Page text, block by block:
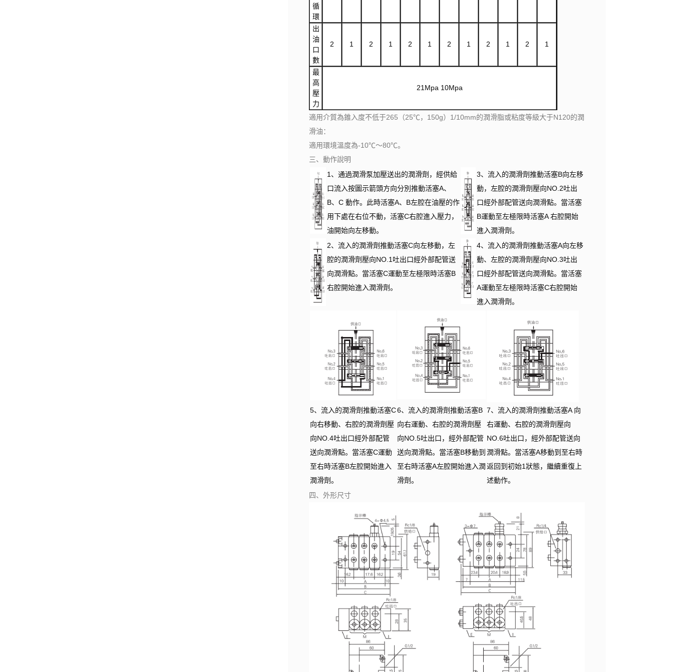
循
環
出
油
口
數
2 1 2 1 2 1 2 1 2 1 2 1
最
高
壓
力
21Mpa 10Mpa
適用介質為錐入度不低于265（25℃，150g）1/10mm的潤滑脂或粘度等級大于N120的潤
滑油：
適用環境溫度為-10℃～80℃。
三、動作說明
1、通過潤滑泵加壓送出的潤滑劑，經供給
口流入按圖示箭頭方向分別推動活塞A、
B、C 動作。此時活塞A、B左腔在油壓的作
用下處在右位不動，活塞C右腔進入壓力，
油開始向左移動。
3、流入的潤滑劑推動活塞B向左移
動，左腔的潤滑劑壓向NO.2吐出
口經外部配管送向潤滑點。當活塞
B運動至左極限時活塞A 右腔開始
進入潤滑劑。
2、流入的潤滑劑推動活塞C向左移動，左
腔的潤滑劑壓向NO.1吐出口經外部配管送
向潤滑點。當活塞C運動至左極限時活塞B
右腔開始進入潤滑劑。
4、流入的潤滑劑推動活塞A向左移
動、左腔的潤滑劑壓向NO.3吐出
口經外部配管送向潤滑點。當活塞
A運動至左極限時活塞C右腔開始
進入潤滑劑。
5、流入的潤滑劑推動活塞C
向右移動、右腔的潤滑劑壓
向NO.4吐出口經外部配管
送向潤滑點。當活塞C運動
至右時活塞B左腔開始進入
潤滑劑。
6、流入的潤滑劑推動活塞B
向右運動、右腔的潤滑劑壓
向NO.5吐出口，經外部配管
送向潤滑點。當活塞B移動到
至右時活塞A左腔開始進入潤
滑劑。
7、流入的潤滑劑推動活塞A 向
右運動、右腔的潤滑劑壓向
NO.6吐出口，經外部配管送向
潤滑點。當活塞A移動到至右時
返回到初始1狀態，繼續重復上
述動作。
四、外形尺寸